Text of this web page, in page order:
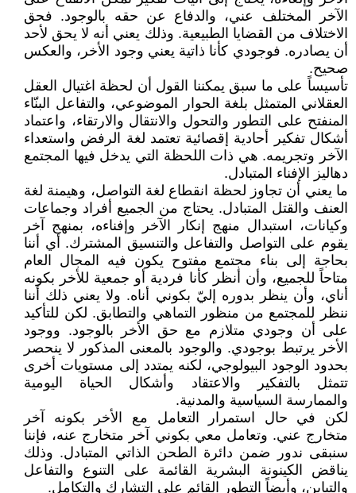
الآخر المختلف عني، والدفاع عن حقه بالوجود. فحق
الاختلاف من القضايا الطبيعية. وذلك يعني أنه لا يحق لأحد
أن يصادره. فوجودي كأنا ذاتية يعني وجود الأخر، والعكس
صحيح.
تأسيساً على ما سبق يمكننا القول أن لحظة اغتيال العقل
العقلاني المتمثل بلغة الحوار الموضوعي، والتفاعل البنّاء
المنفتح على التطور والتحول والانتقال والارتقاء، واعتماد
أشكال تفكير أحادية إقصائية تعتمد لغة الرفض واستعداء
الآخر وتجريمه. هي ذات اللحظة التي يدخل فيها المجتمع
دهاليز الإفناء المتبادل.
ما يعني أن تجاوز لحظة انقطاع لغة التواصل، وهيمنة لغة
العنف والقتل المتبادل. يحتاج من الجميع أفراد وجماعات
وكيانات، استبدال منهج إنكار الآخر وإفناءه، بمنهج آخر
يقوم على التواصل والتفاعل والتنسيق المشترك. أي أننا
بحاجة إلى بناء مجتمع مفتوح يكون فيه المجال العام
متاحاً للجميع، وأن أنظر كأنا فردية أو جمعية للأخر بكونه
أناي، وأن ينظر بدوره إليّ بكوني أناه. ولا يعني ذلك أننا
ننظر للمجتمع من منظور التماهي والتطابق. لكن للتأكيد
على أن وجودي متلازم مع حق الأخر بالوجود. ووجود
الأخر يرتبط بوجودي. والوجود بالمعنى المذكور لا ينحصر
بحدود الوجود البيولوجي، لكنه يمتدد إلى مستويات أخرى
تتمثل بالتفكير والاعتقاد وأشكال الحياة اليومية
والممارسة السياسية والمدنية.
لكن في حال استمرار التعامل مع الأخر بكونه آخر
متخارج عني. وتعامل معي بكوني آخر متخارج عنه، فإننا
سنبقى ندور ضمن دائرة الطحن الذاتي المتبادل. وذلك
يناقض الكينونة البشرية القائمة على التنوع والتفاعل
والتباين، وأيضاً التطور القائم على التشارك والتكامل.